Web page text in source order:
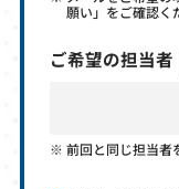
願い」をご確認く
ご希望の担当者
前回と同じ担当者